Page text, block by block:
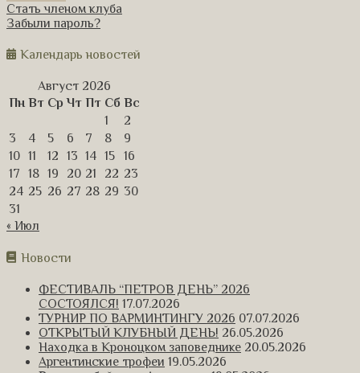
Стать членом клуба
Забыли пароль?
Календарь новостей
Август 2026
Пн Вт Ср Чт Пт Сб Вс
1
2
3
4 5 6 7 8
9
10 11 12 13 14 15
16
17
18 19 20 21 22 23
24 25 26 27 28 29 30
31
« Июл
Новости
ФЕСТИВАЛЬ “ПЕТРОВ ДЕНЬ” 2026
СОСТОЯЛСЯ! 17.07.2026
ТУРНИР ПО ВАРМИНТИНГУ 2026 07.07.2026
ОТКРЫТЫЙ КЛУБНЫЙ ДЕНЬ! 26.05.2026
Находка в Кроноцком заповеднике 20.05.2026
Аргентинские трофеи 19.05.2026